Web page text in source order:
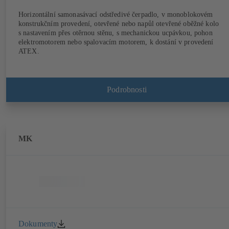
Horizontální samonasávací odstředivé čerpadlo, v monoblokovém
konstrukčním provedení, otevřené nebo napůl otevřené oběžné kolo
s nastavením přes otěrnou stěnu, s mechanickou ucpávkou, pohon
elektromotorem nebo spalovacím motorem, k dostání v provedení
ATEX.
Podrobnosti
MK
Dokumenty